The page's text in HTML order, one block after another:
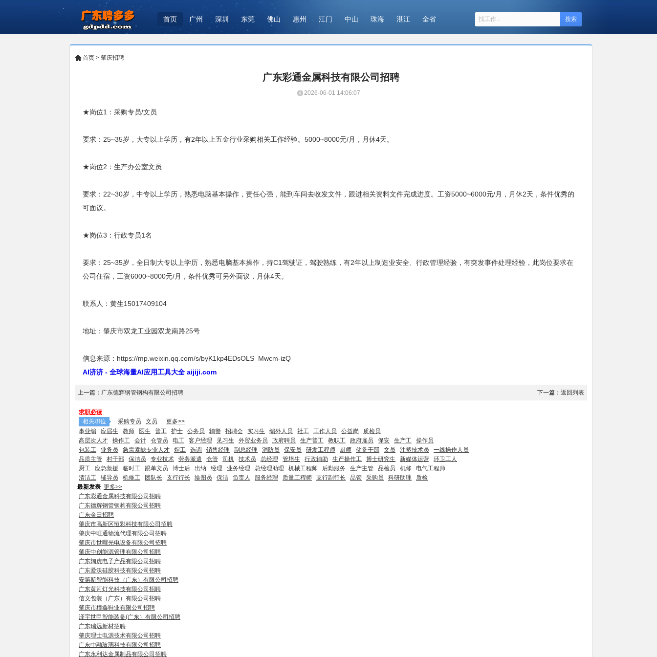
首页 广州 深圳 东莞 佛山 惠州 江门 中山 珠海 湛江 全省 搜索
首页 > 肇庆招聘
广东彩通金属科技有限公司招聘
2026-06-01 14:06:07
★岗位1：采购专员/文员
要求：25~35岁，大专以上学历，有2年以上五金行业采购相关工作经验。5000~8000元/月，月休4天。
★岗位2：生产办公室文员
要求：22~30岁，中专以上学历，熟悉电脑基本操作，责任心强，能到车间去收发文件，跟进相关资料文件完成进度。工资5000~6000元/月，月休2天，条件优秀的
可面议。
★岗位3：行政专员1名
要求：25~35岁，全日制大专以上学历，熟悉电脑基本操作，持C1驾驶证，驾驶熟练，有2年以上制造业安全、行政管理经验，有突发事件处理经验，此岗位要求在
公司住宿，工资6000~8000元/月，条件优秀可另外面议，月休4天。
联系人：黄生15017409104
地址：肇庆市双龙工业园双龙南路25号
信息来源：https://mp.weixin.qq.com/s/byK1kp4EDsOLS_Mwcm-izQ
AI济济 - 全球海量AI应用工具大全 aijiji.com
上一篇： 广东德辉钢管钢构有限公司招聘 下一篇： 返回列表
求职必读
相关职位
采购专员 文员
更多>>
事业编
应届生 教师 医生 普工 护士 公务员 辅警 招聘会 实习生 编外人员 社工 工作人员 公益岗
质检员
高层次人才
操作工 会计 仓管员 电工 客户经理 见习生 外贸业务员 政府聘员 生产普工 教职工 政府雇员 保安 生产工
操作员
包装工
业务员 急需紧缺专业人才 焊工 选调 销售经理 副总经理 消防员 保安员 研发工程师 厨师 储备干部 文员 注塑技术员
一线操作人员
品质主管
村干部 保洁员 专业技术 劳务派遣 仓管 司机 技术员 总经理 管培生 行政辅助 生产操作工 博士研究生 新媒体运营
环卫工人
厨工
应急救援 临时工 跟单文员 博士后 出纳 经理 业务经理 总经理助理 机械工程师 后勤服务 生产主管 品检员 机修
电气工程师
清洁工
辅导员 机修工 团队长 支行行长 绘图员 保洁 负责人 服务经理 质量工程师 支行副行长 品管 采购员 科研助理
质检
最新发表 更多>>
广东彩通金属科技有限公司招聘
广东德辉钢管钢构有限公司招聘
广东金田招聘
肇庆市高新区恒彩科技有限公司招聘
肇庆中旺通物流代理有限公司招聘
肇庆市世曜光电设备有限公司招聘
肇庆中创能源管理有限公司招聘
广东阔虎电子产品有限公司招聘
广东爱沃硅胶科技有限公司招聘
安第斯智能科技（广东）有限公司招聘
广东黄河灯光科技有限公司招聘
信义包装（广东）有限公司招聘
肇庆市橦鑫鞋业有限公司招聘
泽宇世甲智能装备(广东）有限公司招聘
广东瑞远新材招聘
肇庆理士电源技术有限公司招聘
广东中融玻璃科技有限公司招聘
广东永利达金属制品有限公司招聘